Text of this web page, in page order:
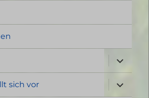
öffnen
sich vor
öffnen